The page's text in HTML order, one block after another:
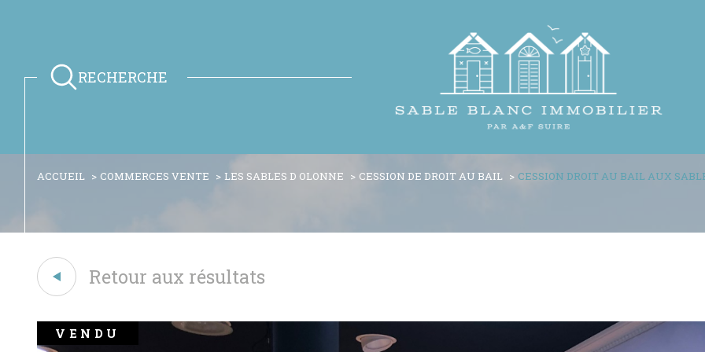
RECHERCHE
ACCUEIL COMMERCES VENTE LES SABLES D OLONNE CESSION DE DROIT AU BAIL CESSION DROIT AU BAIL AUX
Retour aux résultats
VENDU